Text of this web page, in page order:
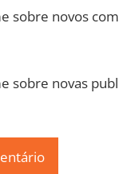
sobre novos
sobre novas